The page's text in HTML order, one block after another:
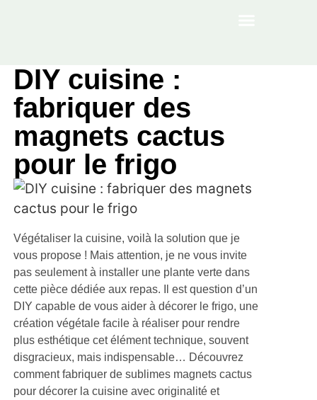
DIY cuisine :
fabriquer des
magnets cactus
pour le frigo
Végétaliser la cuisine, voilà la solution que je
vous propose ! Mais attention, je ne vous invite
pas seulement à installer une plante verte dans
cette pièce dédiée aux repas. Il est question d’un
DIY capable de vous aider à décorer le frigo, une
création végétale facile à réaliser pour rendre
plus esthétique cet élément technique, souvent
disgracieux, mais indispensable… Découvrez
comment fabriquer de sublimes magnets cactus
pour décorer la cuisine avec originalité et